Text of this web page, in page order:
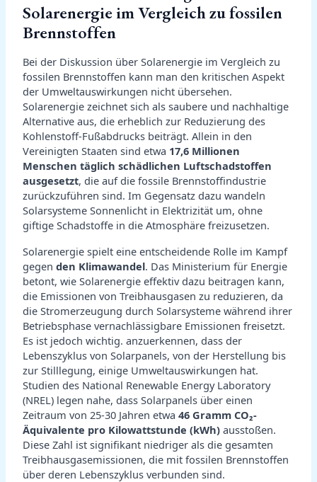
Solarenergie im Vergleich zu fossilen
Brennstoffen
Bei der Diskussion über Solarenergie im Vergleich zu
fossilen Brennstoffen kann man den kritischen Aspekt
der Umweltauswirkungen nicht übersehen.
Solarenergie zeichnet sich als saubere und nachhaltige
Alternative aus, die erheblich zur Reduzierung des
Kohlenstoff-Fußabdrucks beiträgt. Allein in den
Vereinigten Staaten sind etwa 17,6 Millionen
Menschen täglich schädlichen Luftschadstoffen
ausgesetzt, die auf die fossile Brennstoffindustrie
zurückzuführen sind. Im Gegensatz dazu wandeln
Solarsysteme Sonnenlicht in Elektrizität um, ohne
giftige Schadstoffe in die Atmosphäre freizusetzen.
Solarenergie spielt eine entscheidende Rolle im Kampf
gegen den Klimawandel. Das Ministerium für Energie
betont, wie Solarenergie effektiv dazu beitragen kann,
die Emissionen von Treibhausgasen zu reduzieren, da
die Stromerzeugung durch Solarsysteme während ihrer
Betriebsphase vernachlässigbare Emissionen freisetzt.
Es ist jedoch wichtig. anzuerkennen, dass der
Lebenszyklus von Solarpanels, von der Herstellung bis
zur Stilllegung, einige Umweltauswirkungen hat.
Studien des National Renewable Energy Laboratory
(NREL) legen nahe, dass Solarpanels über einen
Zeitraum von 25-30 Jahren etwa 46 Gramm CO₂-
Äquivalente pro Kilowattstunde (kWh)ausstoßen.
Diese Zahl ist signifikant niedriger als die gesamten
Treibhausgasemissionen, die mit fossilen Brennstoffen
über deren Lebenszyklus verbunden sind.